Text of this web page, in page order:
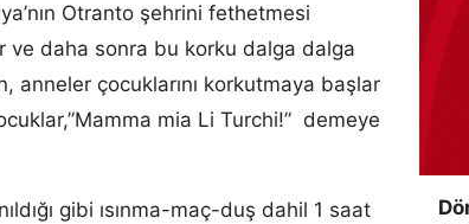
Otranto şehrini fethetmesi
ve daha sonra bu korku dalga dalga
anneler çocuklarını korkutmaya başlar
mia Li Turchi!” demeye
gibi ısınma-maç-duş dahil 1 saat